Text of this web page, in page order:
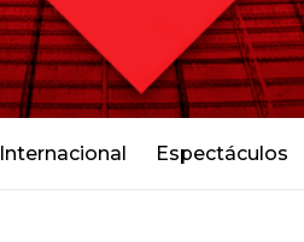
Internacional Espectáculos